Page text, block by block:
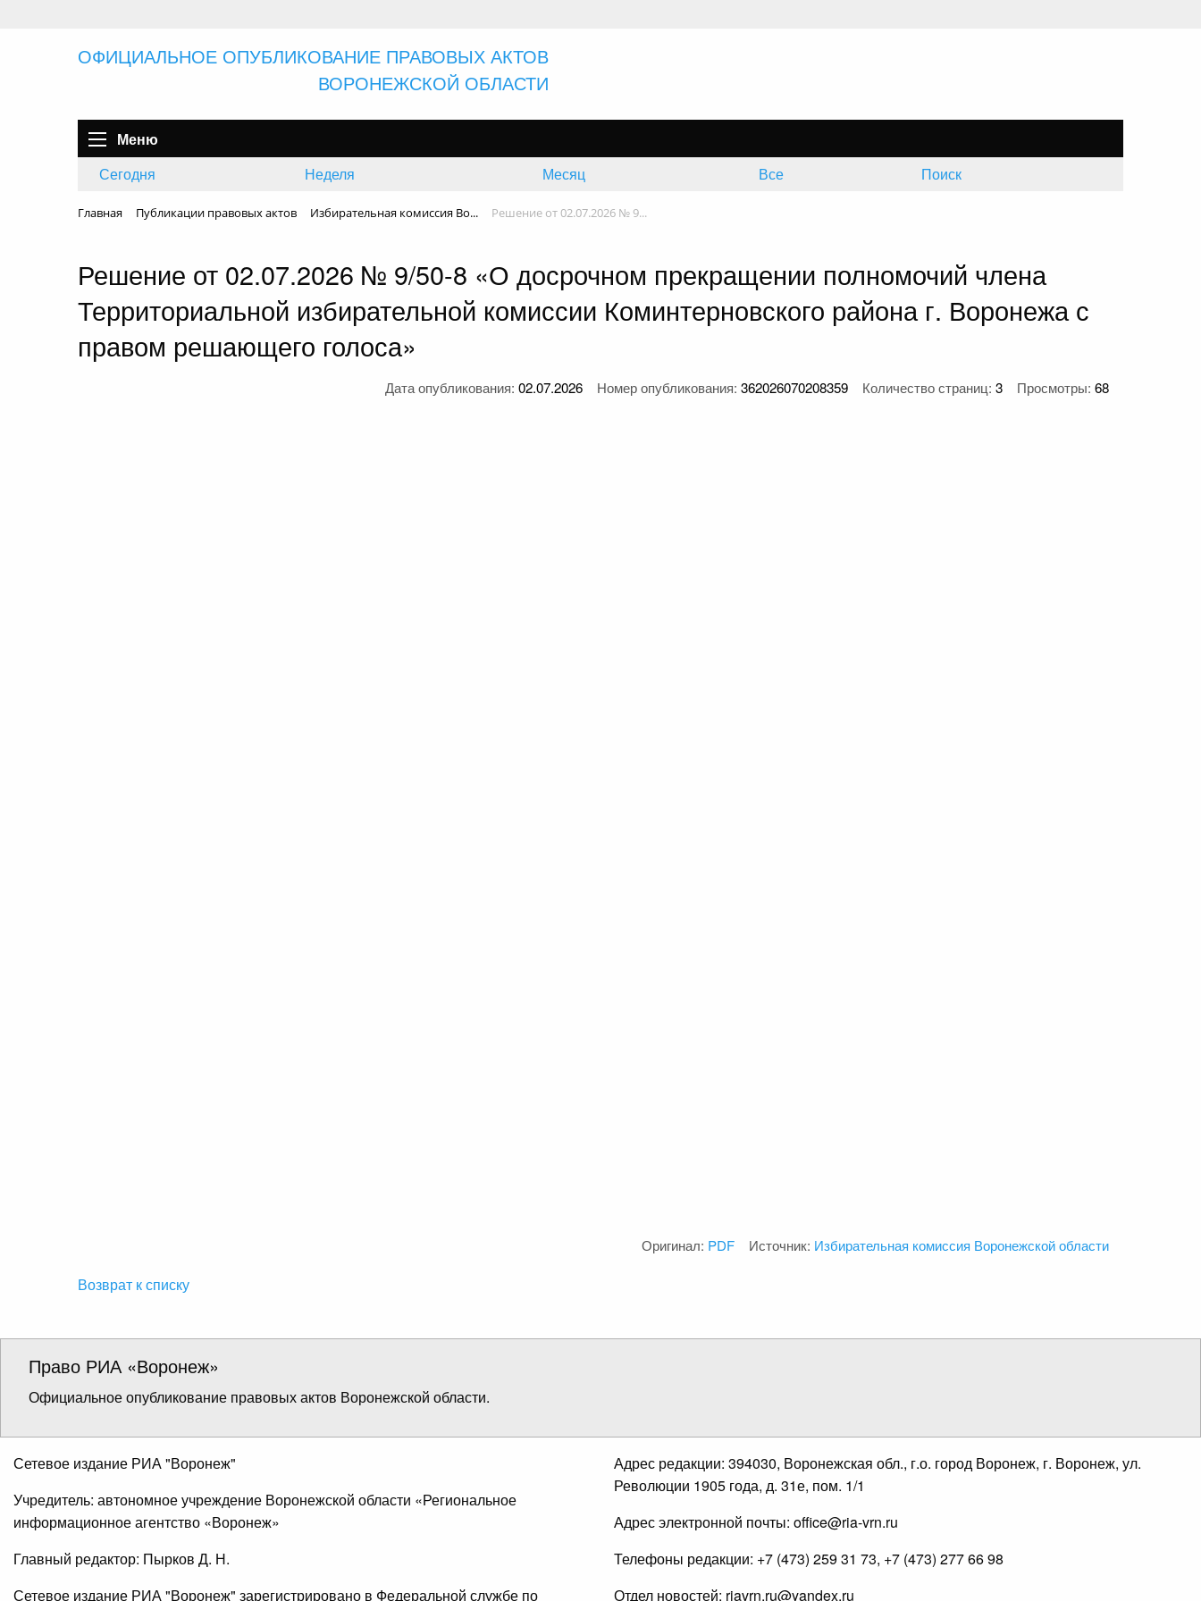
ОФИЦИАЛЬНОЕ ОПУБЛИКОВАНИЕ ПРАВОВЫХ АКТОВ
ВОРОНЕЖСКОЙ ОБЛАСТИ
Меню
Сегодня
Неделя Месяц Все Поиск
Главная Публикации правовых актов Избирательная комиссия Во... Решение от 02.07.2026 № 9...
Решение от 02.07.2026 № 9/50-8 «О досрочном прекращении полномочий члена
Территориальной избирательной комиссии Коминтерновского района г. Воронежа с
правом решающего голоса»
Дата опубликования: 02.07.2026 Номер опубликования: 362026070208359 Количество страниц: 3 Просмотры: 68
Оригинал: PDF Источник: Избирательная комиссия Воронежской области
Возврат к списку
Право РИА «Воронеж»
Официальное опубликование правовых актов Воронежской области.
Сетевое издание РИА "Воронеж"
Учредитель: автономное учреждение Воронежской области «Региональное
информационное агентство «Воронеж»
Главный редактор: Пырков Д. Н.
Сетевое издание РИА "Воронеж" зарегистрировано в Федеральной службе по
Адрес редакции: 394030, Воронежская обл., г.о. город Воронеж, г. Воронеж, ул.
Революции 1905 года, д. 31е, пом. 1/1
Адрес электронной почты: office@ria-vrn.ru
Телефоны редакции: +7 (473) 259 31 73, +7 (473) 277 66 98
Отдел новостей: riavrn.ru@yandex.ru